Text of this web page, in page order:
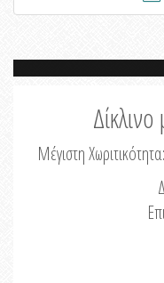
Μέγιστη